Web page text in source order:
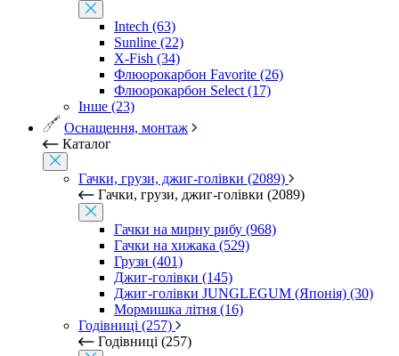
Intech (63)
Sunline (22)
X-Fish (34)
Флюорокарбон Favorite (26)
Флюорокарбон Select (17)
Інше (23)
Оснащення, монтаж
Каталог
Гачки, грузи, джиг-голівки (2089)
Гачки, грузи, джиг-голівки (2089)
Гачки на мирну рибу (968)
Гачки на хижака (529)
Грузи (401)
Джиг-голівки (145)
Джиг-голівки JUNGLEGUM (Японія) (30)
Мормишка літня (16)
Годівниці (257)
Годівниці (257)